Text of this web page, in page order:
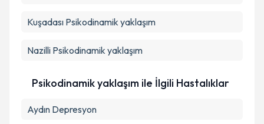
kapsamda işlenmesini kabul ediyorum.
Takvim Talebini Gönder
Kuşadası Psikodinamik yaklaşım
Nazilli Psikodinamik yaklaşım
Psikodinamik yaklaşım ile İlgili Hastalıklar
Aydın Depresyon